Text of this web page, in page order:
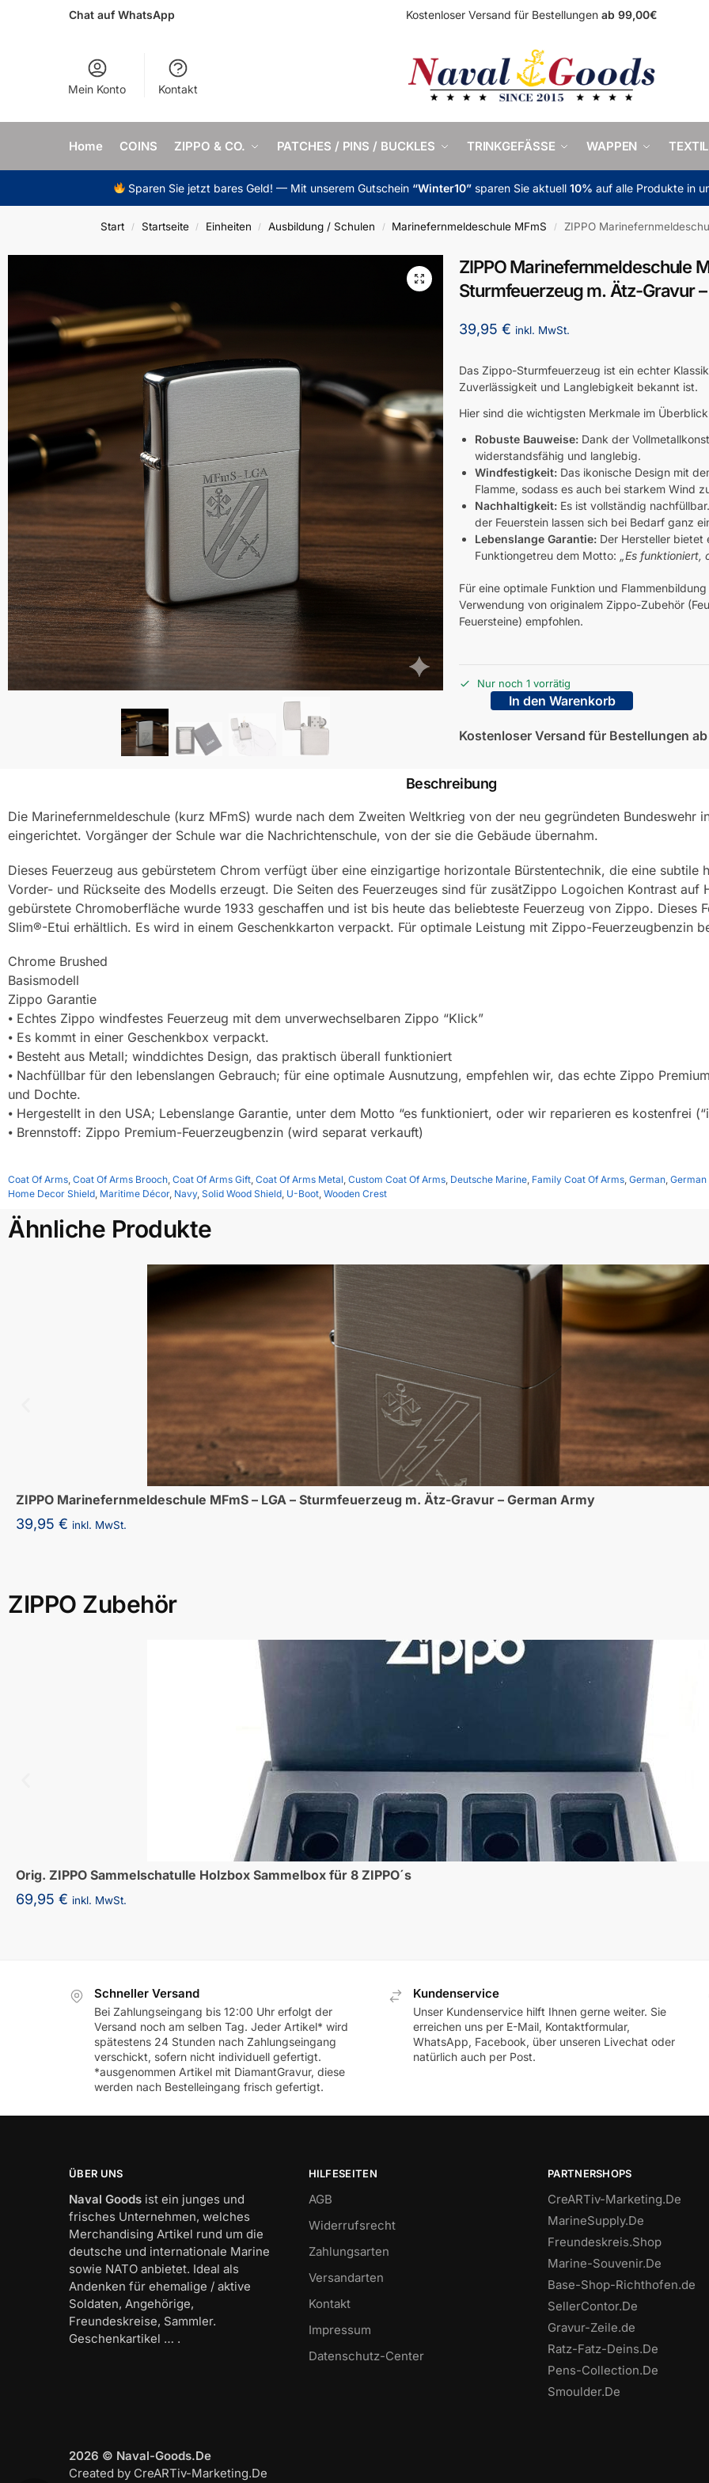
Chat auf WhatsApp Kostenloser Versand für Bestellungen ab 99,00€
Mein Konto Kontakt
Home COINS ZIPPO & CO. PATCHES / PINS / BUCKLES TRINKGEFÄSSE WAPPEN
Sparen Sie jetzt bares Geld! — Mit unserem Gutschein “Winter10” sparen Sie aktuell 10% auf alle Produkte in
Start / Startseite / Einheiten / Ausbildung / Schulen / Marinefernmeldeschule MFmS / ZIPPO Marinefernmeldeschule
ZIPPO Marinefernmeldeschule
Sturmfeuerzeug m. Ätz-Gravur
39,95 € inkl. MwSt.
Das Zippo-Sturmfeuerzeug ist ein echter
Zuverlässigkeit und Langlebigkeit bekannt ist.
Hier sind die wichtigsten Merkmale im
Robuste Bauweise: Dank der
widerstandsfähig und langlebig.
Windfestigkeit: Das ikonische Design mit
Flamme, sodass es auch bei starkem Wind
Nachhaltigkeit: Es ist vollständig
der Feuerstein lassen sich bei Bedarf ganz
Lebenslange Garantie: Der Hersteller bietet
Funktiongetreu dem Motto: „Es funktioniert,
Für eine optimale Funktion und
Verwendung von originalem Zippo-Zubehör
Feuersteine) empfohlen.
Nur noch 1 vorrätig
In den Warenkorb
Kostenloser Versand für Bestellungen
Beschreibung
Die Marinefernmeldeschule (kurz MFmS) wurde nach dem Zweiten Weltkrieg von der neu gegründeten Bundeswehr
eingerichtet. Vorgänger der Schule war die Nachrichtenschule, von der sie die Gebäude übernahm.
Dieses Feuerzeug aus gebürstetem Chrom verfügt über eine einzigartige horizontale Bürstentechnik, die eine subtile
Vorder- und Rückseite des Modells erzeugt. Die Seiten des Feuerzeuges sind für zusätZippo Logoichen Kontrast auf
gebürstete Chromoberfläche wurde 1933 geschaffen und ist bis heute das beliebteste Feuerzeug von Zippo. Dieses
Slim®-Etui erhältlich. Es wird in einem Geschenkkarton verpackt. Für optimale Leistung mit Zippo-Feuerzeugbenzin
Chrome Brushed
Basismodell
Zippo Garantie
⦁ Echtes Zippo windfestes Feuerzeug mit dem unverwechselbaren Zippo “Klick”
⦁ Es kommt in einer Geschenkbox verpackt.
⦁ Besteht aus Metall; winddichtes Design, das praktisch überall funktioniert
⦁ Nachfüllbar für den lebenslangen Gebrauch; für eine optimale Ausnutzung, empfehlen wir, das echte Zippo
und Dochte.
⦁ Hergestellt in den USA; Lebenslange Garantie, unter dem Motto “es funktioniert, oder wir reparieren es kostenfrei
⦁ Brennstoff: Zippo Premium-Feuerzeugbenzin (wird separat verkauft)
Coat Of Arms, Coat Of Arms Brooch, Coat Of Arms Gift, Coat Of Arms Metal, Custom Coat Of Arms, Deutsche Marine, Family Coat Of Arms, German, German
Home Decor Shield, Maritime Décor, Navy, Solid Wood Shield, U-Boot, Wooden Crest
Ähnliche Produkte
ZIPPO Marinefernmeldeschule MFmS – LGA – Sturmfeuerzeug m. Ätz-Gravur – German Army
39,95 € inkl. MwSt.
ZIPPO Zubehör
Orig. ZIPPO Sammelschatulle Holzbox Sammelbox für 8 ZIPPO´s
69,95 € inkl. MwSt.
Schneller Versand
Bei Zahlungseingang bis 12:00 Uhr erfolgt der
Versand noch am selben Tag. Jeder Artikel* wird
spätestens 24 Stunden nach Zahlungseingang
verschickt, sofern nicht individuell gefertigt.
*ausgenommen Artikel mit DiamantGravur, diese
werden nach Bestelleingang frisch gefertigt.
Kundenservice
Unser Kundenservice hilft Ihnen gerne weiter. Sie
erreichen uns per E-Mail, Kontaktformular,
WhatsApp, Facebook, über unseren Livechat oder
natürlich auch per Post.
ÜBER UNS
Naval Goods ist ein junges und
frisches Unternehmen, welches
Merchandising Artikel rund um die
deutsche und internationale Marine
sowie NATO anbietet. Ideal als
Andenken für ehemalige / aktive
Soldaten, Angehörige,
Freundeskreise, Sammler.
Geschenkartikel … .
HILFESEITEN
AGB
Widerrufsrecht
Zahlungsarten
Versandarten
Kontakt
Impressum
Datenschutz-Center
PARTNERSHOPS
CreARTiv-Marketing.De
MarineSupply.De
Freundeskreis.Shop
Marine-Souvenir.De
Base-Shop-Richthofen.de
SellerContor.De
Gravur-Zeile.de
Ratz-Fatz-Deins.De
Pens-Collection.De
Smoulder.De
2026 © Naval-Goods.De
Created by CreARTiv-Marketing.De